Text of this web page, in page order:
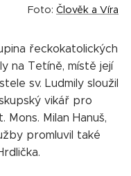
Foto: Člověk a Víra
řeckokatolických
na Tetíně, místě její
sv. Ludmily sloužil
vikář pro
Milan Hanuš,
promluvil také